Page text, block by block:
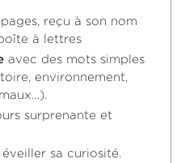
reçu à son nom
à lettres
avec des mots simples
environnement,
surprenante et
sa curiosité.